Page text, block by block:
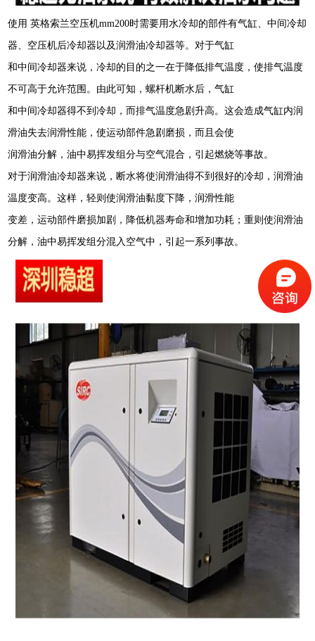
使用 英格索兰空压机mm200时需要用水冷却的部件有气缸、中间冷却
器、空压机后冷却器以及润滑油冷却器等。对于气缸
和中间冷却器来说，冷却的目的之一在于降低排气温度，使排气温度
不可高于允许范围。由此可知，螺杆机断水后，气缸
和中间冷却器得不到冷却，而排气温度急剧升高。这会造成气缸内润
滑油失去润滑性能，使运动部件急剧磨损，而且会使
润滑油分解，油中易挥发组分与空气混合，引起燃烧等事故。
对于润滑油冷却器来说，断水将使润滑油得不到很好的冷却，润滑油
温度变高。这样，轻则使润滑油黏度下降，润滑性能
变差，运动部件磨损加剧，降低机器寿命和增加功耗；重则使润滑油
分解，油中易挥发组分混入空气中，引起一系列事故。